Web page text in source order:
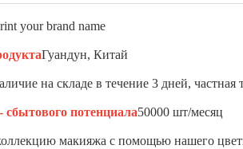
your brand name
Гуандун, Китай
на складе в течение 3 дней, частная
сбытового потенциала50000 шт/месяц
макияжа с помощью нашего